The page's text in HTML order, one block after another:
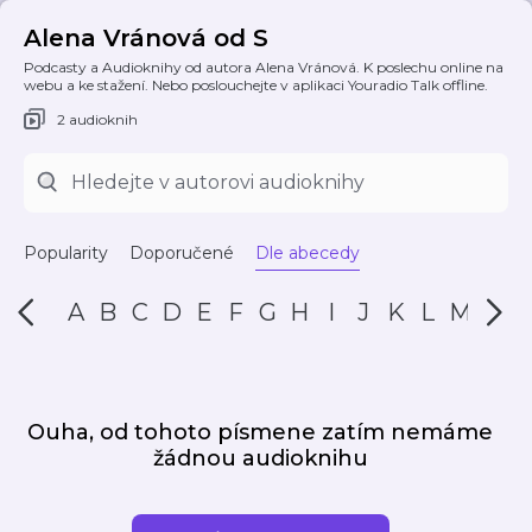
Alena Vránová od S
Podcasty a Audioknihy od autora Alena Vránová. K poslechu online na
webu a ke stažení. Nebo poslouchejte v aplikaci Youradio Talk offline.
2 audioknih
Popularity Doporučené Dle abecedy
A B C D E F G H I J K L M N
Ouha, od tohoto písmene zatím nemáme
žádnou audioknihu